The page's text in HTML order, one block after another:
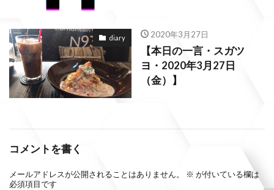
diary 2020年3月27日
【本日の一言・スガツ
ヨ・2020年3月27日
（金）】
コメントを書く
メールアドレスが公開されることはありません。 ※ が付いている欄は
必須項目です